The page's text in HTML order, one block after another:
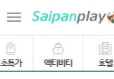
초특가 액티비티 호텔